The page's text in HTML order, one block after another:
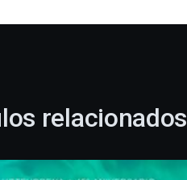
relacionados